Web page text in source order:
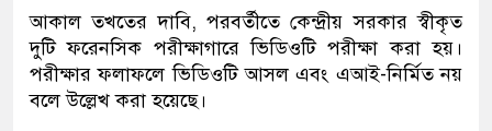
আকাল তখতের দাবি, পরবর্তীতে কেন্দ্রীয় সরকার স্বীকৃত
দুটি ফরেনসিক পরীক্ষাগারে ভিডিওটি পরীক্ষা করা হয়।
পরীক্ষার ফলাফলে ভিডিওটি আসল এবং এআই-নির্মিত নয়
বলে উল্লেখ করা হয়েছে।